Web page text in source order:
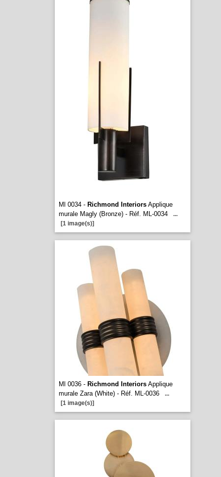
Ml 0034 - Richmond InteriorsApplique
murale Magly (Bronze) - Réf. ML-0034
...
[1 image(s)]
Ml 0036 - Richmond InteriorsApplique
murale Zara (White) - Réf. ML-0036
...
[1 image(s)]